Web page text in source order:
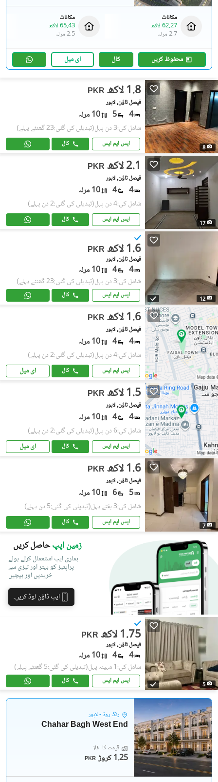
مکانات
62.27 لاکھ
2.7 مرلہ
مکانات
65.43 لاکھ
2.5 مرلہ
محفوظ کریں کال ای میل
8
PKR 1.8 لاکھ
فیصل ٹاؤن, لاہور
4
5 10 مرلہ
شامل کی:3 دن پہل (تبدیلی کی گئی:23 گھنٹے پہلے)
ایس ایم ایس کال
17
PKR 2.1 لاکھ
فیصل ٹاؤن, لاہور
4
4 10 مرلہ
شامل کی:4 دن پہل (تبدیلی کی گئی:2 دن پہلے)
ایس ایم ایس کال
12
PKR 1.6 لاکھ
فیصل ٹاؤن, لاہور
4
4 10 مرلہ
شامل کی:3 دن پہل (تبدیلی کی گئی:23 گھنٹے پہلے)
ایس ایم ایس کال
PKR 1.6 لاکھ
فیصل ٹاؤن, لاہور
4
4 10 مرلہ
شامل کی:4 دن پہل (تبدیلی کی گئی:2 دن پہلے)
ایس ایم ایس کال ای میل
PKR 1.5 لاکھ
فیصل ٹاؤن, لاہور
4
4 10 مرلہ
شامل کی:6 دن پہل (تبدیلی کی گئی:2 دن پہلے)
ایس ایم ایس کال ای میل
7
PKR 1.6 لاکھ
فیصل ٹاؤن, لاہور
5
6 10 مرلہ
شامل کی:3 ہفتے پہل (تبدیلی کی گئی:5 دن پہلے)
ایس ایم ایس کال
زمین اپپحاصل کریں
ہماری ایپ استعمال کرتے ہوئے
پراپٹیز کو بہتر اور تیزی سے
خریدیں اور بیچیں
ایپ ڈاؤن لوڈ کریں۔
5
PKR 1.75 لاکھ
فیصل ٹاؤن, لاہور
4
4 10 مرلہ
شامل کی:1 مہینہ پہل (تبدیلی کی گئی:5 گھنٹے پہلے)
ایس ایم ایس کال
رِنگ روڈ - لاہور
Chahar Bagh West End
قیمت کا آغاز
PKR 1.25 کروڑ